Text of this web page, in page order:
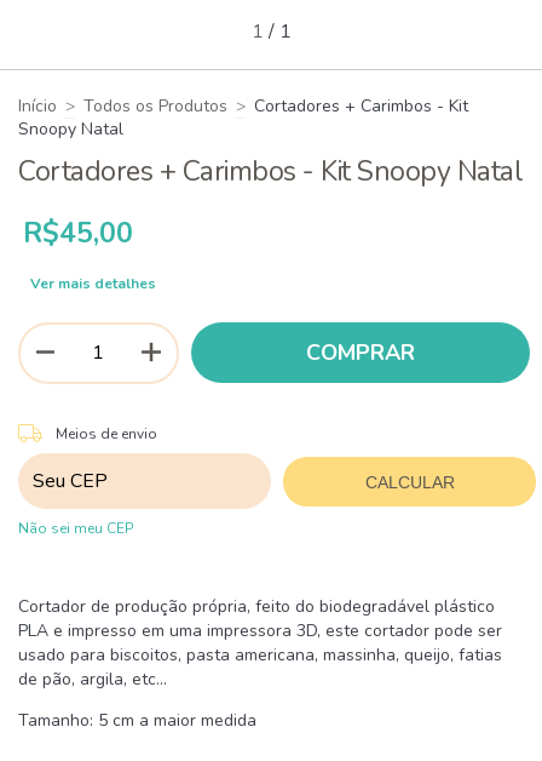
1 / 1
Início > Todos os Produtos > Cortadores + Carimbos - Kit
Snoopy Natal
Cortadores + Carimbos - Kit Snoopy Natal
R$45,00
Ver mais detalhes
Entregas para o CEP:
Meios de envio
CALCULAR
Não sei meu CEP
Cortador de produção própria, feito do biodegradável plástico
PLA e impresso em uma impressora 3D, este cortador pode ser
usado para biscoitos, pasta americana, massinha, queijo, fatias
de pão, argila, etc...
Tamanho: 5 cm a maior medida